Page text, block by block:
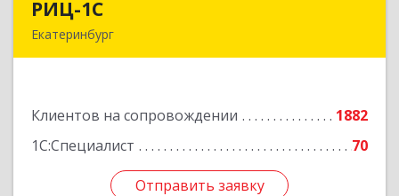
РИЦ-1С
Екатеринбург
Клиентов на сопровождении
1882
1С:Специалист
70
Отправить заявку
Подробнее
Отправить заявку